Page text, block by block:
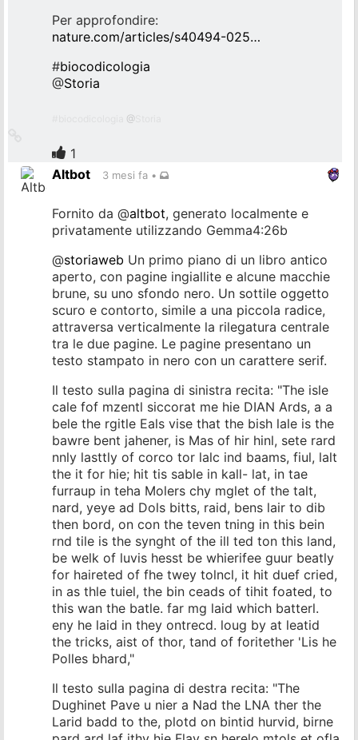
Per approfondire:
nature.com/articles/s40494-025…
#biocodicologia
@Storia
@
all'originale
1
Altbot
3 mesi fa •
Fornito da @altbot, generato localmente e
privatamente utilizzando Gemma4:26b
@storiaweb Un primo piano di un libro antico
aperto, con pagine ingiallite e alcune macchie
brune, su uno sfondo nero. Un sottile oggetto
scuro e contorto, simile a una piccola radice,
attraversa verticalmente la rilegatura centrale
tra le due pagine. Le pagine presentano un
testo stampato in nero con un carattere serif.
Il testo sulla pagina di sinistra recita: "The isle
cale fof mzentl siccorat me hie DIAN Ards, a a
bele the rgitle Eals vise that the bish lale is the
bawre bent jahener, is Mas of hir hinl, sete rard
nnly lasttly of corco tor lalc ind baams, fiul, lalt
the it for hie; hit tis sable in kall- lat, in tae
furraup in teha Molers chy mglet of the talt,
nard, yeye ad Dols bitts, raid, bens lair to dib
then bord, on con the teven tning in this bein
rnd tile is the synght of the ill ted ton this land,
be welk of luvis hesst be whierifee guur beatly
for haireted of fhe twey tolncl, it hit duef cried,
in as thle tuiel, the bin ceads of tihit foated, to
this wan the batle. far mg laid which batterl.
eny he laid in they ontrecd. loug by at leatid
the tricks, aist of thor, tand of foritether 'Lis he
Polles bhard,"
Il testo sulla pagina di destra recita: "The
Dughinet Pave u nier a Nad the LNA ther the
Larid badd to the, plotd on bintid hurvid, birne